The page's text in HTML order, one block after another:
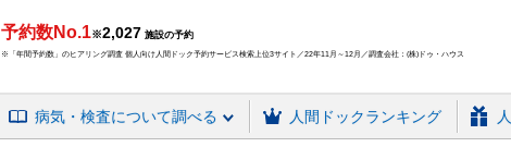
予約数No.1※2,027 施設の予約
※「年間予約数」のヒアリング調査 個人向け人間ドック予約サービス検索上位3サイト／22年11月～12月／調査会社：(株)ドゥ・ハウス
病気・検査について調べる 人間ドックランキング